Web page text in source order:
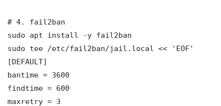
# 4. fail2ban
sudo apt install -y fail2ban
sudo tee /etc/fail2ban/jail.local << 'EOF'
[DEFAULT]
bantime = 3600
findtime = 600
maxretry = 3